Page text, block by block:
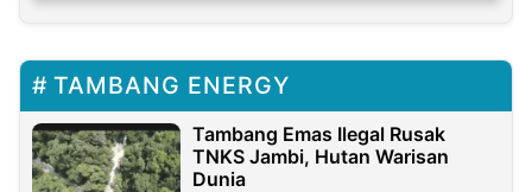
TAMBANG ENERGY
Tambang Emas Ilegal Rusak
TNKS Jambi, Hutan Warisan
Dunia